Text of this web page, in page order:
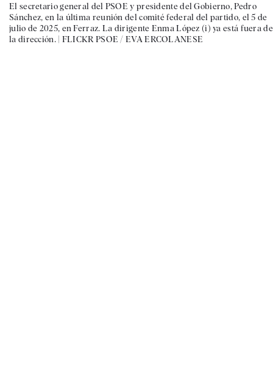
El secretario general del PSOE y presidente del Gobierno, Pedro
Sánchez, en la última reunión del comité federal del partido, el 5 de
julio de 2025, en Ferraz. La dirigente Enma López (i) ya está fuera de
la dirección. | FLICKR PSOE / EVA ERCOLANESE